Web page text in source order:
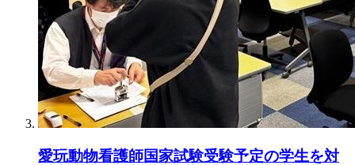
愛玩動物看護師国家試験受験予定の学生を対